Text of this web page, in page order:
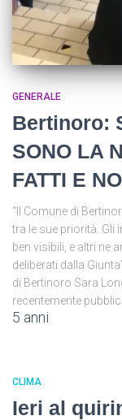
GENERALE
Bertinoro:
SONO LA
FATTI E
“Il Comune di
tra le sue priorità. Gli
ben visibili, e altri ne
deliberati dalla
di Bertinoro Sara
recentemente
5 anni
CLIMA
Ieri al